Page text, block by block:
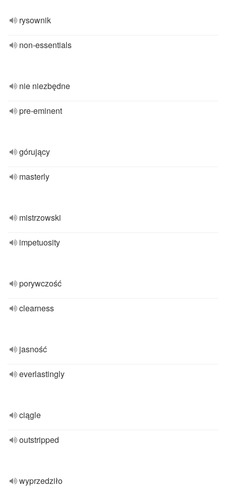
rysownik
non-essentials
nie niezbędne
pre-eminent
górujący
masterly
mistrzowski
impetuosity
porywczość
clearness
jasność
everlastingly
ciągle
outstripped
wyprzedziło